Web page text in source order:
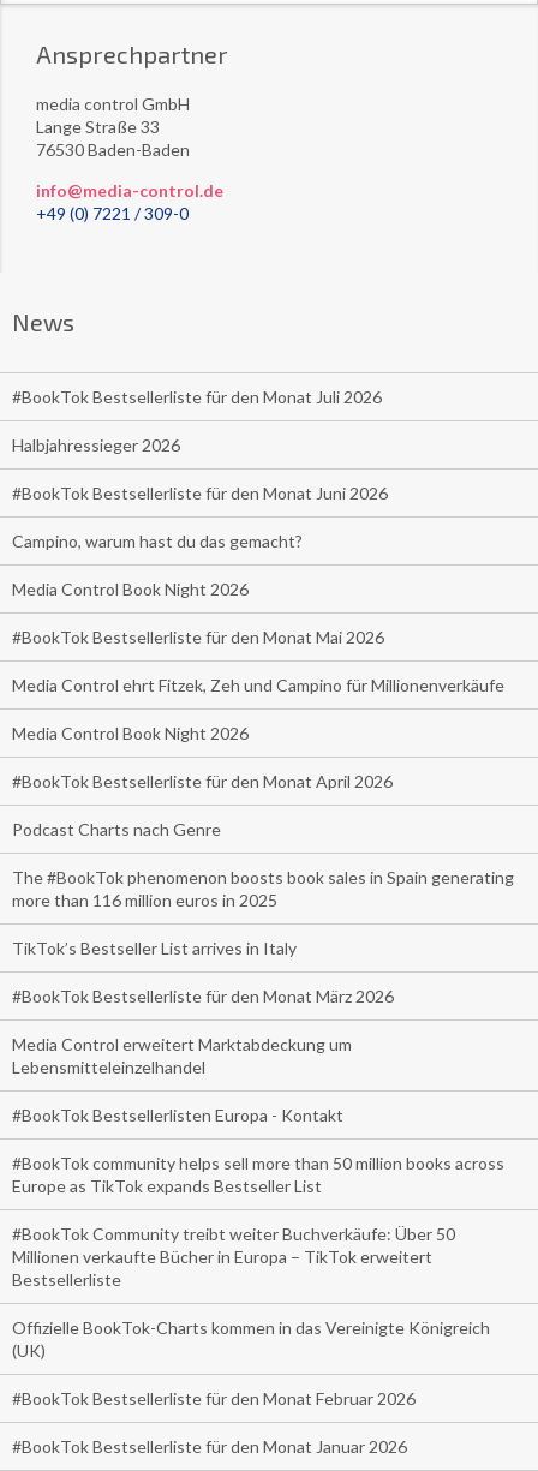
Ansprechpartner
media control GmbH
Lange Straße 33
76530 Baden-Baden
info@media-control.de
+49 (0) 7221 / 309-0
News
#BookTok Bestsellerliste für den Monat Juli 2026
Halbjahressieger 2026
#BookTok Bestsellerliste für den Monat Juni 2026
Campino, warum hast du das gemacht?
Media Control Book Night 2026
#BookTok Bestsellerliste für den Monat Mai 2026
Media Control ehrt Fitzek, Zeh und Campino für Millionenverkäufe
Media Control Book Night 2026
#BookTok Bestsellerliste für den Monat April 2026
Podcast Charts nach Genre
The #BookTok phenomenon boosts book sales in Spain generating
more than 116 million euros in 2025
TikTok’s Bestseller List arrives in Italy
#BookTok Bestsellerliste für den Monat März 2026
Media Control erweitert Marktabdeckung um
Lebensmitteleinzelhandel
#BookTok Bestsellerlisten Europa - Kontakt
#BookTok community helps sell more than 50 million books across
Europe as TikTok expands Bestseller List
#BookTok Community treibt weiter Buchverkäufe: Über 50
Millionen verkaufte Bücher in Europa – TikTok erweitert
Bestsellerliste
Offizielle BookTok-Charts kommen in das Vereinigte Königreich
(UK)
#BookTok Bestsellerliste für den Monat Februar 2026
#BookTok Bestsellerliste für den Monat Januar 2026